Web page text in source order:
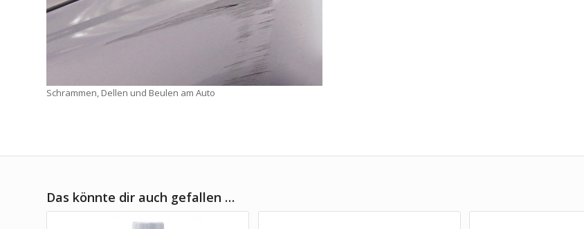
Schrammen, Dellen und Beulen am Auto
Das könnte dir auch gefallen …